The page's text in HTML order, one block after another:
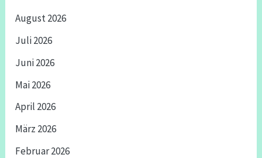
August 2026
Juli 2026
Juni 2026
Mai 2026
April 2026
März 2026
Februar 2026